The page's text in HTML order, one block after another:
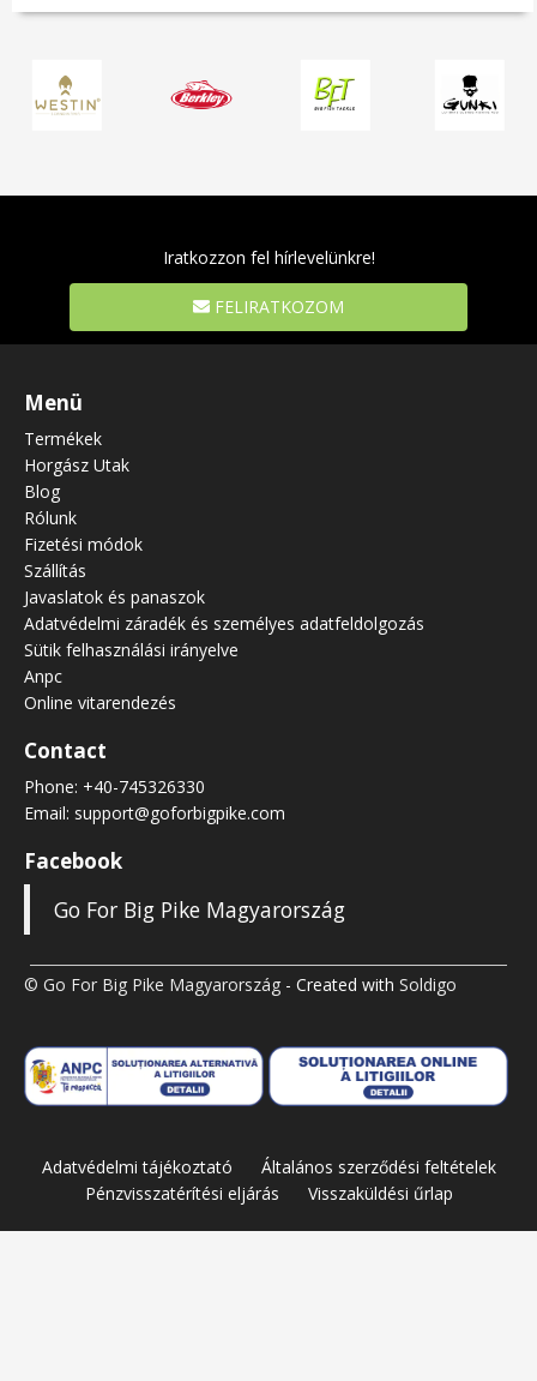
Iratkozzon fel hírlevelünkre!
FELIRATKOZOM
Menü
Termékek
Horgász Utak
Blog
Rólunk
Fizetési módok
Szállítás
Javaslatok és panaszok
Adatvédelmi záradék és személyes adatfeldolgozás
Sütik felhasználási irányelve
Anpc
Online vitarendezés
Contact
Phone: +40-745326330
Email: support@goforbigpike.com
Facebook
Go For Big Pike Magyarország
© Go For Big Pike Magyarország - Created with Soldigo
Adatvédelmi tájékoztató
Általános szerződési feltételek
Pénzvisszatérítési eljárás
Visszaküldési űrlap